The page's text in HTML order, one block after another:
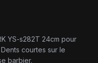
YS-s282T 24cm pour
courtes sur le
barbier.